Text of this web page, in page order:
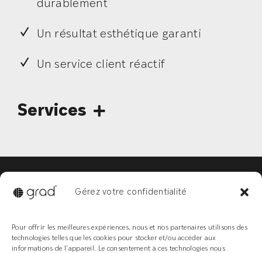
Gérez votre confidentialité
Pour offrir les meilleures expériences, nous et nos partenaires utilisons des
technologies telles que les cookies pour stocker et/ou accéder aux
informations de l’appareil. Le consentement à ces technologies nous
durablement
Un résultat esthétique garanti
Un service client réactif
Services
Enlèvement
FAQ
Concept